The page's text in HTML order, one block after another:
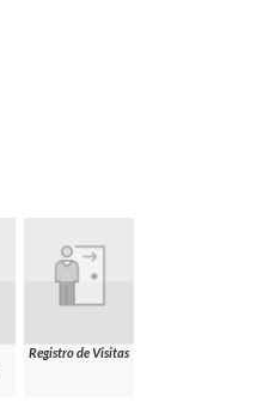
Registro de Visitas